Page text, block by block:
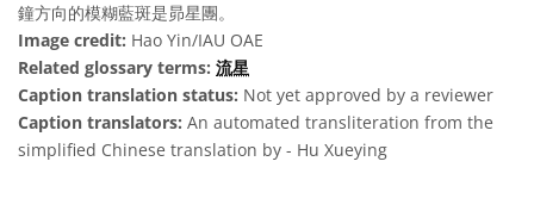
鐘方向的模糊藍斑是昴星團。
Image credit: Hao Yin/IAU OAE
Related glossary terms: 流星
Caption translation status: Not yet approved by a reviewer
Caption translators: An automated transliteration from the
simplified Chinese translation by - Hu Xueying